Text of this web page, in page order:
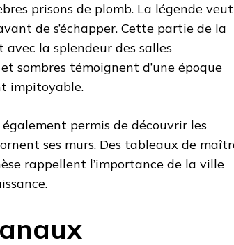
prisons de plomb. La légende veut
de s’échapper. Cette partie de la
la splendeur des salles
sombres témoignent d’une époque
impitoyable.
permis de découvrir les
ses murs. Des tableaux de
rappellent l’importance de la ville